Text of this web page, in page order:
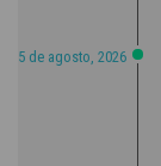
5 de agosto, 2026